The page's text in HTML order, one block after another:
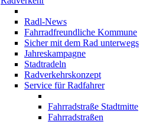
Radl-News
Fahrradfreundliche Kommune
Sicher mit dem Rad unterwegs
Jahreskampagne
Stadtradeln
Radverkehrskonzept
Service für Radfahrer
Fahrradstraße Stadtmitte
Fahrradstraßen